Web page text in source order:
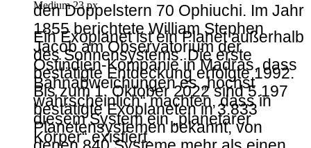
den Doppelstern 70 Ophiuchi. Im Jahr
1855 berichtete William Stephen
Jacob am Observatorium der
Ostindien-Kompanie in Madras, dass
Bahnabweichungen es „höchst
wahrscheinlich“ machten, dass in
diesem System ein „planetarer
Körper“ existiert.
Medium 23 px
Ein Exoplanet ist ein Planet außerhalb
des Sonnensystems. Die erste
bestätigte Entdeckung erfolgte 1992.
Bis zum 1. Oktober 2022 sind 5.197
bestätigte Exoplaneten in 3.833
Planetensystemen bekannt, von